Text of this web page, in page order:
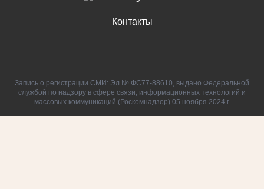
Контакты
Запись о регистрации СМИ: Эл № ФС77-88610, выдано Федеральной
службой по надзору в сфере связи, информационных технологий и
массовых коммуникаций (Роскомнадзор) 05 ноября 2024 г.